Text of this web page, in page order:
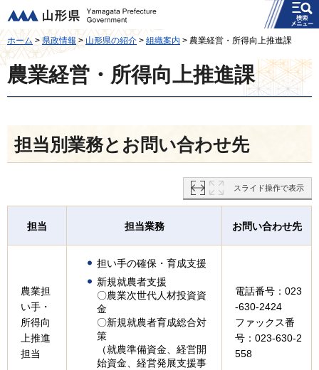
山形県
メニュー
ホーム>県政情報>山形県の紹介 > 組織案内 > 農業経営・所得向上推進課
農業経営・所得向上推進課
担当別業務とお問い合わせ先
スライド操作で表示
担当 担当業務 お問い合わせ先
農業担
い手・
所得向
上推進
担当
担い手の確保・育成支援
新規就農者支援
〇農業次世代人材投資資
金
〇新規就農者育成総合対
策
（就農準備資金、経営開
始資金、経営発展支援事
電話番号：023
-630-2424
ファックス番
号：023-630-2
558